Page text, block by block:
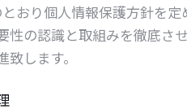
おり個人情報保護方針を定
の認識と取組みを徹底さ
します。